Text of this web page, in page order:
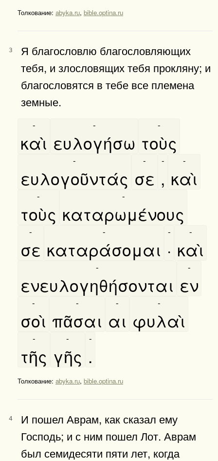
Толкование: abyka.ru, bible.optina.ru
3
Я благословлю благословляющих
тебя, и злословящих тебя прокляну; и
благословятся в тебе все племена
земные.
καὶ
-
ευλογήσω
-
τοὺς
-
ευλογοῦντάς
-
σε
-
,
-
καὶ
-
τοὺς
-
καταρωμένους
-
σε
-
καταράσομαι
-
·
-
καὶ
-
ενευλογηθήσονται
-
εν
-
σοὶ
-
πᾶσαι
-
αι
-
φυλαὶ
-
τῆς
-
γῆς
-
.
-
Толкование: abyka.ru, bible.optina.ru
4
И пошел Аврам, как сказал ему
Господь; и с ним пошел Лот. Аврам
был семидесяти пяти лет, когда